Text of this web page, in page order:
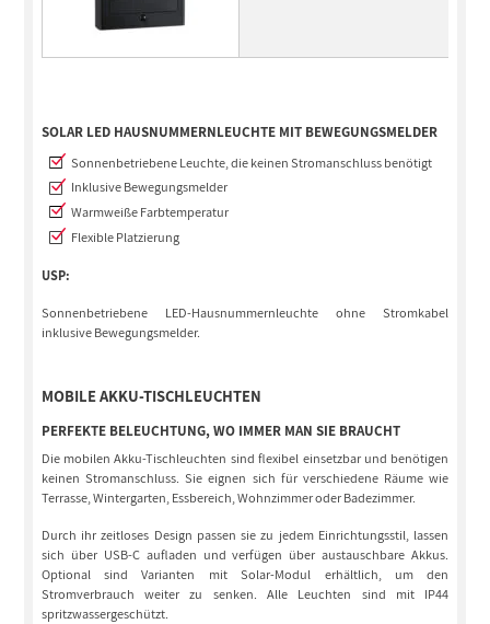
SOLAR LED HAUSNUMMERNLEUCHTE MIT BEWEGUNGSMELDER
Sonnenbetriebene Leuchte, die keinen Stromanschluss benötigt
Inklusive Bewegungsmelder
Warmweiße Farbtemperatur
Flexible Platzierung
USP:
Sonnenbetriebene LED-Hausnummernleuchte ohne Stromkabel
inklusive Bewegungsmelder.
MOBILE AKKU-TISCHLEUCHTEN
PERFEKTE BELEUCHTUNG, WO IMMER MAN SIE BRAUCHT
Die mobilen Akku-Tischleuchten sind flexibel einsetzbar und benötigen
keinen Stromanschluss. Sie eignen sich für verschiedene Räume wie
Terrasse, Wintergarten, Essbereich, Wohnzimmer oder Badezimmer.
Durch ihr zeitloses Design passen sie zu jedem Einrichtungsstil, lassen
sich über USB-C aufladen und verfügen über austauschbare Akkus.
Optional sind Varianten mit Solar-Modul erhältlich, um den
Stromverbrauch weiter zu senken. Alle Leuchten sind mit IP44
spritzwassergeschützt.